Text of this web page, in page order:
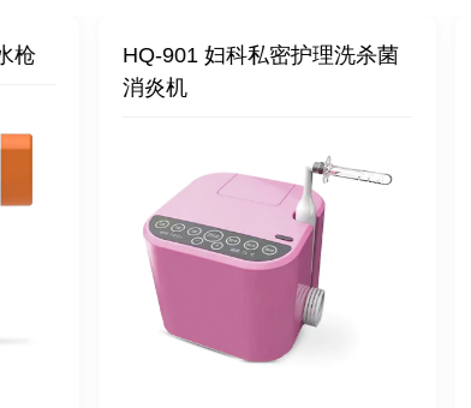
枪
HQ-901 妇科私密护理洗杀菌
消炎机